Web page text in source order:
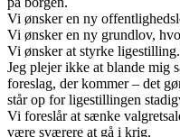
Vi ønsker en ny
Vi ønsker en ny grundlov,
Vi ønsker at styrke
Jeg plejer ikke at blande mig
foreslag, der kommer – det
står op for ligestillingen
Vi foreslår at sænke
være sværere at gå i krig.